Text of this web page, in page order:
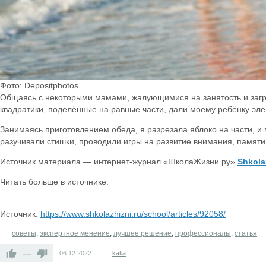
Фото: Depositphotos
Общаясь с некоторыми мамами, жалующимися на занятость и
квадратики, поделённые на равные части, дали моему ребёнку
Занимаясь приготовлением обеда, я разрезала яблоко на части,
разучивали стишки, проводили игры на развитие внимания,
Источник материала — интернет-журнал «ШколаЖизни.ру»
Читать больше в источнике:
Источник: https://www.shkolazhizni.ru/school/articles/92058/
советы, экспертное менение, лучшее решение, профессионалы, статья
— 06.12.2022 katia